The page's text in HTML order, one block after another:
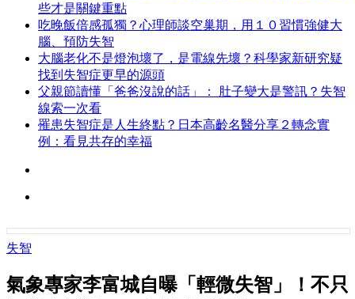
些才是關鍵重點
吃晚飯倍感孤獨？心理師談空巢期，用１０習慣強健大
腦、預防失智
大腦老化不是燈泡壞了，是電線先壞？科學家新研究疑
找到失智症更早的源頭
父親節讀懂「爸爸沒說的話」： 肚子變大是警訊？失智
線索一次看
罹患失智症是人生終點？日本高齡名醫分享２轉念實
例：看見共存的幸福
失智
氣象專家李富城自曝「輕微失智」！不只